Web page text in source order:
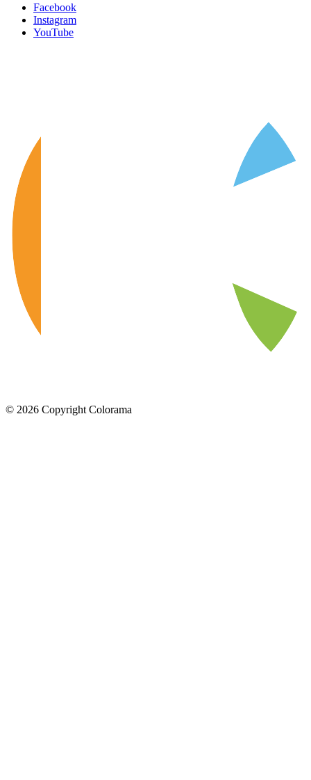
Facebook
Instagram
YouTube
© 2026 Copyright Colorama